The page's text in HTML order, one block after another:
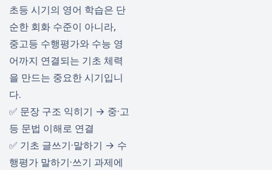
초등 시기의 영어 학습은 단
순한 회화 수준이 아니라,
중고등 수행평가와 수능 영
어까지 연결되는 기초 체력
을 만드는 중요한 시기입니
다.
✅ 문장 구조 익히기 → 중·고
등 문법 이해로 연결
✅ 기초 글쓰기·말하기 → 수
행평가 말하기·쓰기 과제에